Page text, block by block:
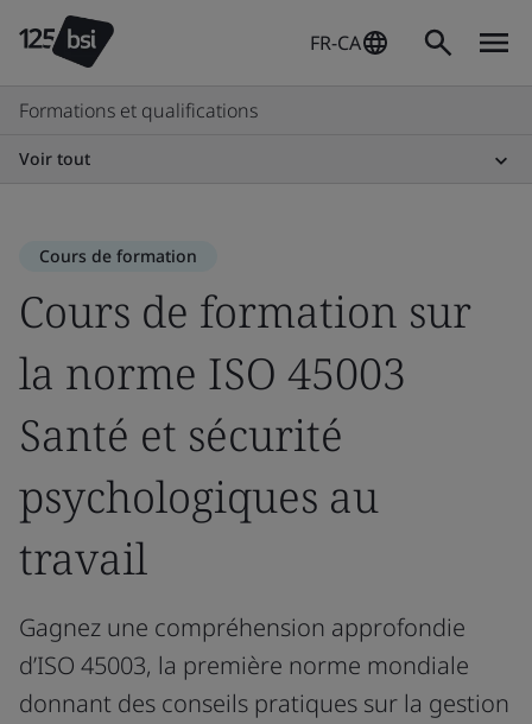
FR-CA
Formations et qualifications
Voir tout
Cours de formation
Cours de formation sur
la norme ISO 45003
Santé et sécurité
psychologiques au
travail
Gagnez une compréhension approfondie
d’ISO 45003, la première norme mondiale
donnant des conseils pratiques sur la gestion